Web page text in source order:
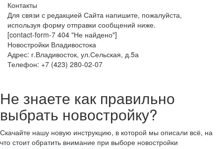
Контакты
Для связи с редакцией Сайта напишите, пожалуйста,
используя форму отправки сообщений ниже.
[contact-form-7 404 "Не найдено"]
Новостройки Владивостока
Адрес: г.Владивосток, ул.Сельская, д.5а
Телефон: +7 (423) 280-02-07
Не знаете как правильно
выбрать новостройку?
Скачайте нашу новую инструкцию, в которой мы описали всё, на
что стоит обратить внимание при выборе новостройки